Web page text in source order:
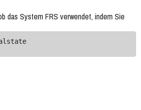
das System FRS verwendet, indem Sie